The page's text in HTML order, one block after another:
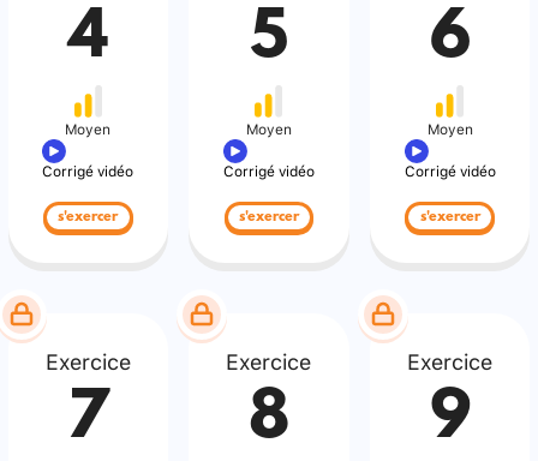
4
Moyen
Corrigé vidéo
s'exercer
5
Moyen
Corrigé vidéo
s'exercer
6
Moyen
Corrigé vidéo
s'exercer
Exercice
7
Exercice
8
Exercice
9